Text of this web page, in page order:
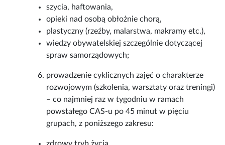
szycia, haftowania,
opieki nad osobą obłożnie chorą,
plastyczny (rzeźby, malarstwa, makramy etc.),
wiedzy obywatelskiej szczególnie dotyczącej
spraw samorządowych;
prowadzenie cyklicznych zajęć o charakterze
rozwojowym (szkolenia, warsztaty oraz treningi)
– co najmniej raz w tygodniu w ramach
powstałego CAS-u po 45 minut w pięciu
grupach, z poniższego zakresu: